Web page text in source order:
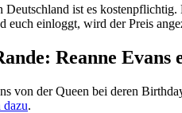
ist es
einloggt, wird der Preis
Reanne
von der Queen bei deren
.